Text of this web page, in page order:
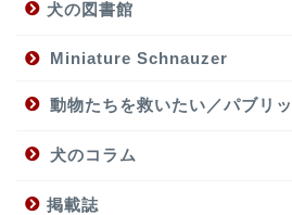
犬の図書館
Miniature Schnauzer
動物たちを救いたい／パブリ
犬のコラム
掲載誌